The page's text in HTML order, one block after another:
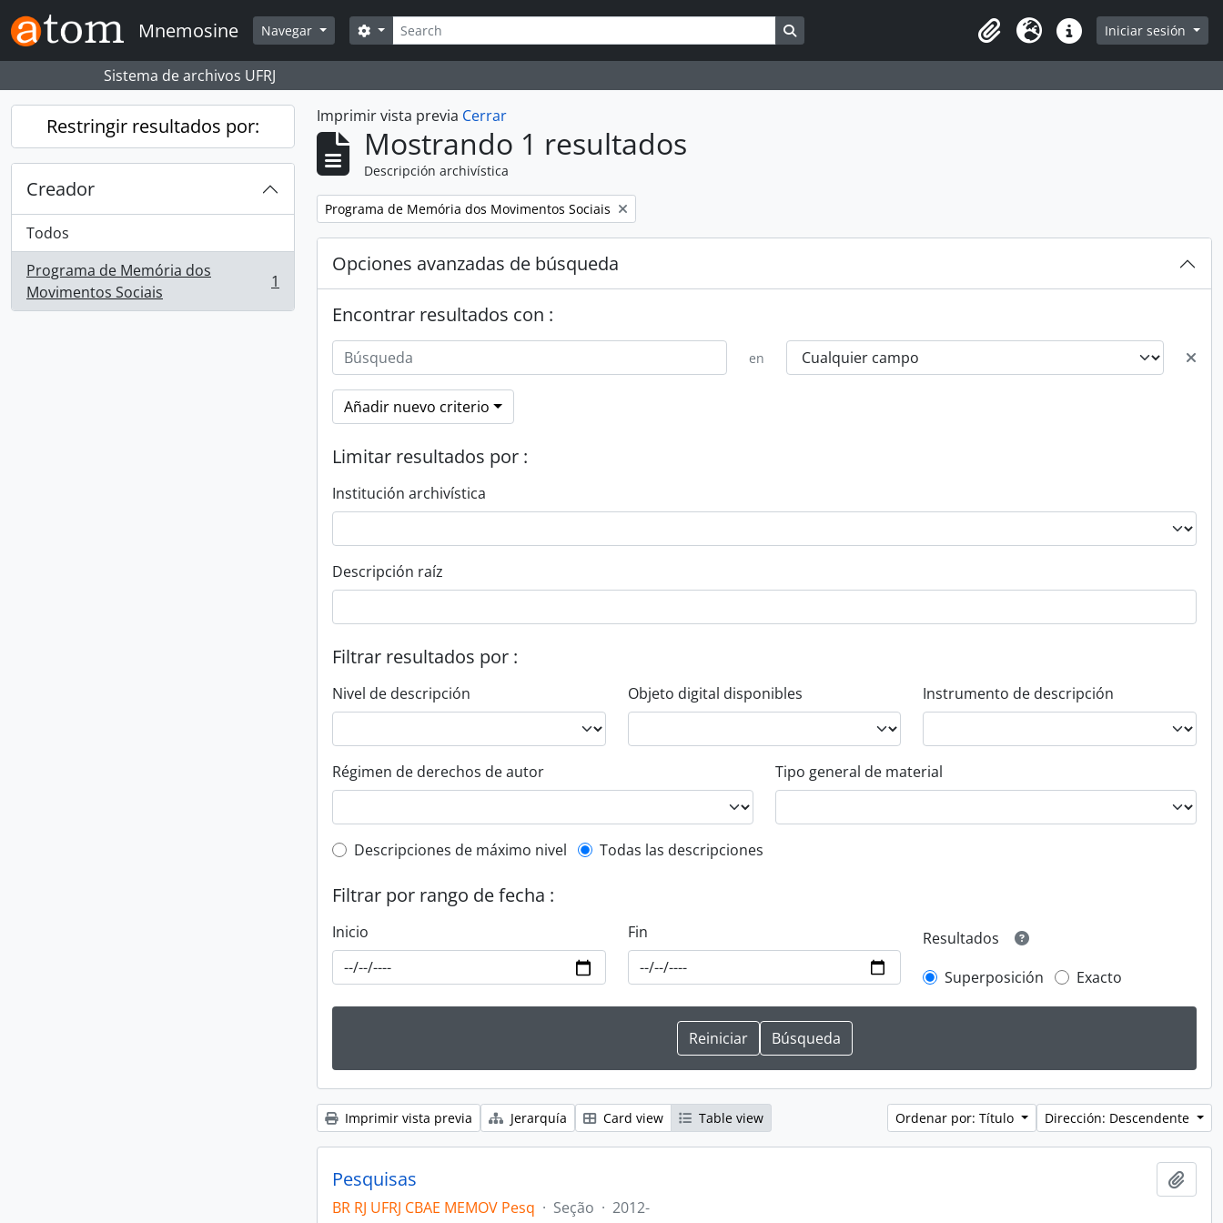
Skip to main content
Mnemosine Navegar Búsqueda
Search options
Clipboard
Idioma Enlaces rápidos
Iniciar sesión
Sistema de archivos UFRJ
Restringir resultados por:
Creador
Todos
Programa de Memória dos
Movimentos Sociais
, 1 resultados 1
Imprimir vista previa Cerrar
Mostrando 1 resultados
Descripción archivística
Remove filter:
Programa de Memória dos Movimentos Sociais
Opciones avanzadas de búsqueda
Encontrar resultados con :
en
Añadir nuevo criterio
Limitar resultados por :
Institución archivística
Descripción raíz
Filtrar resultados por :
Nivel de descripción Objeto digital disponibles Instrumento de descripción
Régimen de derechos de autor Tipo general de material
Top-level description filter
Descripciones de máximo nivel Todas las descripciones
Filtrar por rango de fecha :
Inicio Fin
Resultados
Superposición
Exacto
Imprimir vista previa Jerarquía Card view Table view Ordenar por: Título Dirección: Descendente
Pesquisas
BR RJ UFRJ CBAE MEMOV Pesq · Seção · 2012-